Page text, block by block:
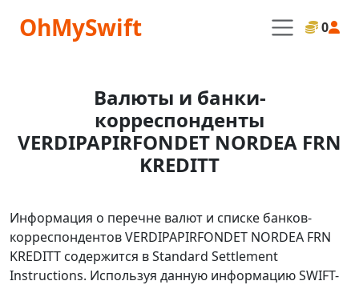
OhMySwift 0
Валюты и банки-
корреспонденты
VERDIPAPIRFONDET NORDEA FRN
KREDITT
Информация о перечне валют и списке банков-
корреспондентов VERDIPAPIRFONDET NORDEA FRN
KREDITT содержится в Standard Settlement
Instructions. Используя данную информацию SWIFT-